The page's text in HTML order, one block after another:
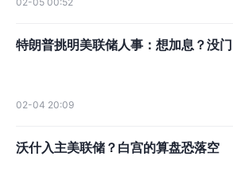
特朗普挑明美联储人事：想加息？没门
02-04 20:09
沃什入主美联储？白宫的算盘恐落空